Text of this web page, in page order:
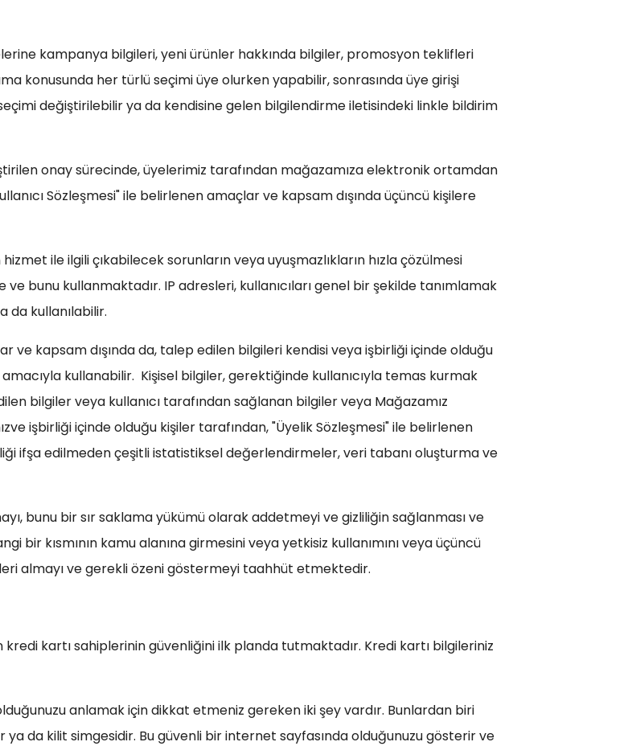
kampanya bilgileri, yeni ürünler hakkında bilgiler, promosyon teklifleri
konusunda her türlü seçimi üye olurken yapabilir, sonrasında üye girişi
değiştirilebilir ya da kendisine gelen bilgilendirme iletisindeki linkle bildirim
onay sürecinde, üyelerimiz tarafından mağazamıza elektronik ortamdan
Sözleşmesi" ile belirlenen amaçlar ve kapsam dışında üçüncü kişilere
ile ilgili çıkabilecek sorunların veya uyuşmazlıkların hızla çözülmesi
bunu kullanmaktadır. IP adresleri, kullanıcıları genel bir şekilde tanımlamak
da kullanılabilir.
ve kapsam dışında da, talep edilen bilgileri kendisi veya işbirliği içinde olduğu
kullanabilir. Kişisel bilgiler, gerektiğinde kullanıcıyla temas kurmak
bilgiler veya kullanıcı tarafından sağlanan bilgiler veya Mağazamız
işbirliği içinde olduğu kişiler tarafından, "Üyelik Sözleşmesi" ile belirlenen
ifşa edilmeden çeşitli istatistiksel değerlendirmeler, veri tabanı oluşturma ve
bunu bir sır saklama yükümü olarak addetmeyi ve gizliliğin sağlanması ve
bir kısmının kamu alanına girmesini veya yetkisiz kullanımını veya üçüncü
almayı ve gerekli özeni göstermeyi taahhüt etmektedir.
kredi kartı sahiplerinin güvenliğini ilk planda tutmaktadır. Kredi kartı bilgileriniz
anlamak için dikkat etmeniz gereken iki şey vardır. Bunlardan biri
ya da kilit simgesidir. Bu güvenli bir internet sayfasında olduğunuzu gösterir ve